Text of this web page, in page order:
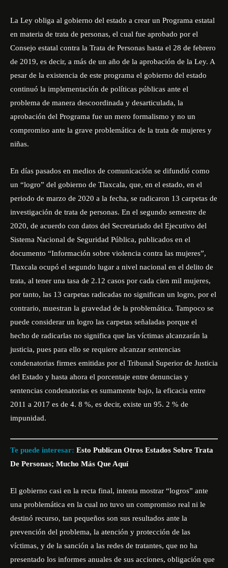
La Ley obliga al gobierno del estado a crear un Programa estatal
en materia de trata de personas, el cual fue aprobado por el
Consejo estatal contra la Trata de Personas hasta el 28 de febrero
de 2019, es decir, a más de un año de la aprobación de la Ley. A
pesar de la existencia de este programa el gobierno del estado
continuó la implementación de políticas públicas ante el
problema de manera descoordinada y desarticulada, la
aprobación del Programa fue un mero formalismo y no un
compromiso ante la grave problemática de la trata de mujeres y
niñas.
En días pasados en medios de comunicación se difundió como
un “logro” del gobierno de Tlaxcala, que, en el estado, en el
periodo de marzo de 2020 a la fecha, se radicaron 13 carpetas de
investigación de trata de personas. En el segundo semestre de
2020, de acuerdo con datos del Secretariado del Ejecutivo del
Sistema Nacional de Seguridad Pública, publicados en el
documento “Información sobre violencia contra las mujeres”,
Tlaxcala ocupó el segundo lugar a nivel nacional en el delito de
trata, al tener una tasa de 2.12 casos por cada cien mil mujeres,
por tanto, las 13 carpetas radicadas no significan un logro, por el
contrario, muestran la gravedad de la problemática. Tampoco se
puede considerar un logro las carpetas señaladas porque el
hecho de radicarlas no significa que las víctimas alcanzarán la
justicia, pues para ello se requiere alcanzar sentencias
condenatorias firmes emitidas por el Tribunal Superior de Justicia
del Estado y hasta ahora el porcentaje entre denuncias y
sentencias condenatorias es sumamente bajo, la eficacia entre
2011 a 2017 es de 4. 8 %, es decir, existe un 95. 2 % de
impunidad.
Te puede interesar: Esto Publican Otros Estados Sobre Trata
De Personas; Mucho Más Que Aquí
El gobierno casi en la recta final, intenta mostrar “logros” ante
una problemática en la cual no tuvo un compromiso real ni le
destinó recurso, tan pequeños son sus resultados ante la
prevención del problema, la atención y protección de las
víctimas, y de la sanción a las redes de tratantes, que no ha
presentado los informes anuales de sus acciones, obligación que